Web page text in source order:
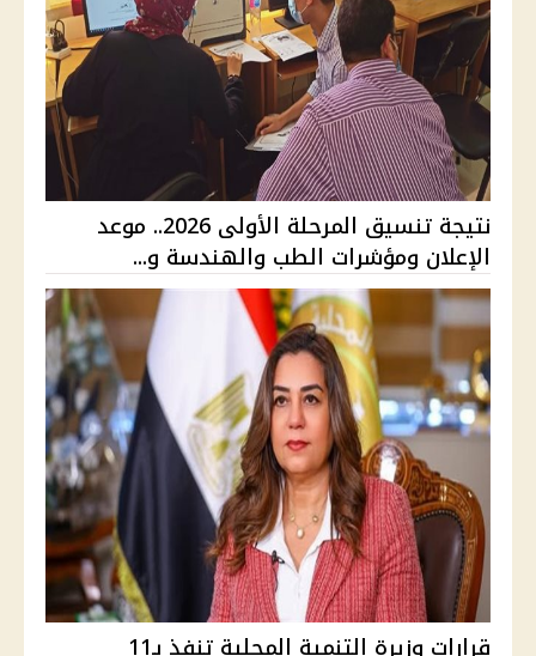
نتيجة تنسيق المرحلة الأولى 2026.. موعد
الإعلان ومؤشرات الطب والهندسة و...